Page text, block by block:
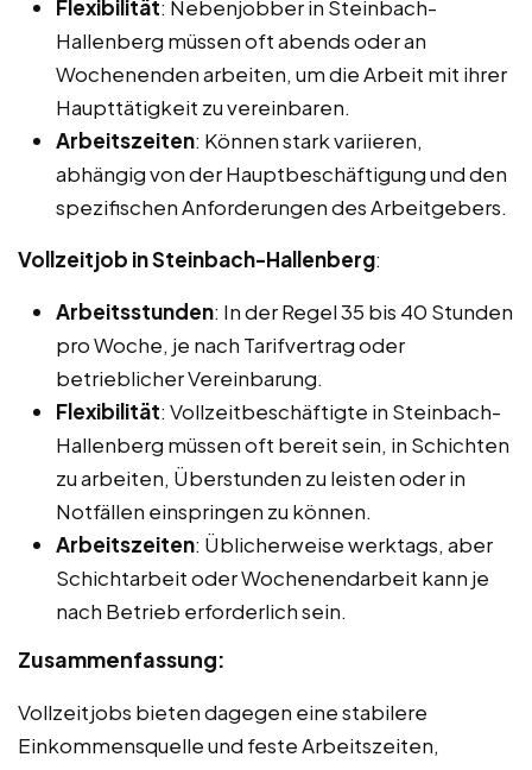
Flexibilität: Nebenjobber in Steinbach-
Hallenberg müssen oft abends oder an
Wochenenden arbeiten, um die Arbeit mit ihrer
Haupttätigkeit zu vereinbaren.
Arbeitszeiten: Können stark variieren,
abhängig von der Hauptbeschäftigung und den
spezifischen Anforderungen des Arbeitgebers.
Vollzeitjob in Steinbach-Hallenberg:
Arbeitsstunden: In der Regel 35 bis 40 Stunden
pro Woche, je nach Tarifvertrag oder
betrieblicher Vereinbarung.
Flexibilität: Vollzeitbeschäftigte in Steinbach-
Hallenberg müssen oft bereit sein, in Schichten
zu arbeiten, Überstunden zu leisten oder in
Notfällen einspringen zu können.
Arbeitszeiten: Üblicherweise werktags, aber
Schichtarbeit oder Wochenendarbeit kann je
nach Betrieb erforderlich sein.
Zusammenfassung:
Vollzeitjobs bieten dagegen eine stabilere
Einkommensquelle und feste Arbeitszeiten,